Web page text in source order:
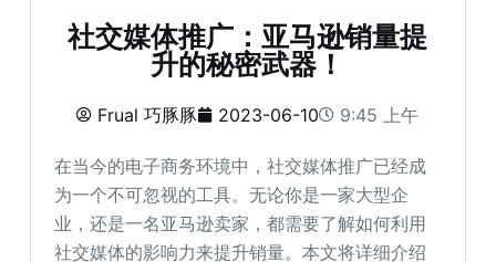
社交媒体推广：亚马逊销量提
升的秘密武器！
Frual 巧豚豚 2023-06-10 9:45 上午
在当今的电子商务环境中，社交媒体推广已经成
为一个不可忽视的工具。无论你是一家大型企
业，还是一名亚马逊卖家，都需要了解如何利用
社交媒体的影响力来提升销量。本文将详细介绍